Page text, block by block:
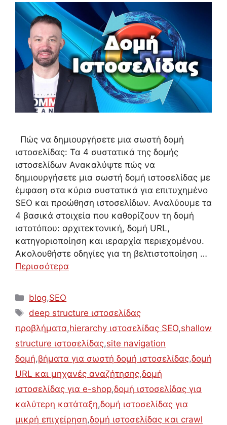
Πώς να δημιουργήσετε μια σωστή δομή
ιστοσελίδας: Τα 4 συστατικά της δομής
ιστοσελίδων Ανακαλύψτε πώς να
δημιουργήσετε μια σωστή δομή ιστοσελίδας με
έμφαση στα κύρια συστατικά για επιτυχημένο
SEO και προώθηση ιστοσελίδων. Αναλύουμε τα
4 βασικά στοιχεία που καθορίζουν τη δομή
ιστοτόπου: αρχιτεκτονική, δομή URL,
κατηγοριοποίηση και ιεραρχία περιεχομένου.
Ακολουθήστε οδηγίες για τη βελτιστοποίηση …
Περισσότερα
Κατηγορίες
blog,SEO
Ετικέτες
deep structure ιστοσελίδας
προβλήματα,hierarchy ιστοσελίδας SEO,shallow
structure ιστοσελίδας,site navigation
δομή,βήματα για σωστή δομή ιστοσελίδας,δομή
URL και μηχανές αναζήτησης,δομή
ιστοσελίδας για e-shop,δομή ιστοσελίδας για
καλύτερη κατάταξη,δομή ιστοσελίδας για
μικρή επιχείρηση,δομή ιστοσελίδας και crawl